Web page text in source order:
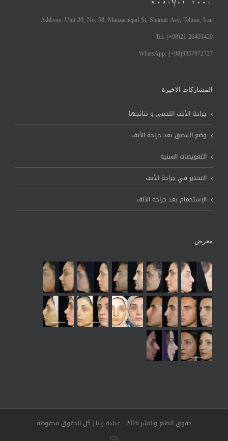
Address: Unit 20, No. 58, Manzarnejad St, Shariati Ave, Tehran, Iran
Tel: (+98)21 26401420
WhatsApp: (+98)9357072727
المشاركات الاخيرة
جراحة الأنف اللحمي و نتائجها
وضع اللاصق بعد جراحة الأنف
التعويضات السنية
التخدير في جراحة الأنف
الإستحمام بعد جراحة الأنف
معرض
حقوق الطبع والنشر 2016 - عيادة زيبا | كل الحقوق محفوظة